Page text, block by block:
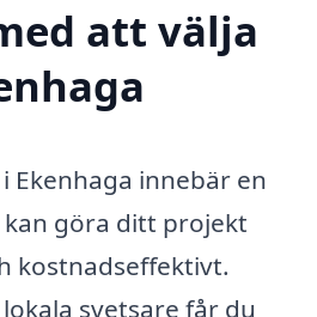
att välja
Ekenhaga innebär en
göra ditt projekt
kostnadseffektivt.
svetsare får du